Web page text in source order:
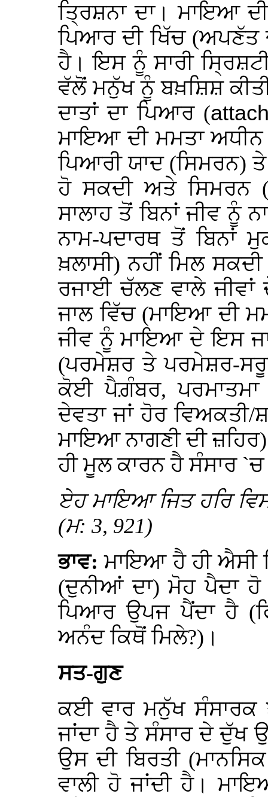
ਤ੍ਰਿਸ਼ਨਾ ਦਾ। ਮਾਇਆ
ਪਿਆਰ ਦੀ ਖਿੱਚ (ਅਪਣੱਤ
ਹੈ। ਇਸ ਨੂੰ ਸਾਰੀ
ਵੱਲੋਂ ਮਨੁੱਖ ਨੂੰ ਬਖ਼ਸ਼ਿਸ਼
ਦਾਤਾਂ ਦਾ ਪਿਆਰ (
ਮਾਇਆ ਦੀ ਮਮਤਾ ਅਧੀਨ
ਪਿਆਰੀ ਯਾਦ (ਸਿਮਰਨ) ਤੇ
ਹੋ ਸਕਦੀ ਅਤੇ ਸਿਮਰਨ
ਸਾਲਾਹ ਤੋਂ ਬਿਨਾਂ ਜੀਵ ਨੂੰ
ਨਾਮ-ਪਦਾਰਥ ਤੋਂ ਬਿਨਾਂ
ਖ਼ਲਾਸੀ) ਨਹੀਂ ਮਿਲ
ਰਜਾਈ ਚੱਲਣ ਵਾਲੇ
ਜਾਲ ਵਿੱਚ (ਮਾਇਆ ਦੀ
ਜੀਵ ਨੂੰ ਮਾਇਆ ਦੇ ਇਸ
(ਪਰਮੇਸ਼ਰ ਤੇ ਪਰਮੇਸ਼ਰ-
ਕੋਈ ਪੈਗ਼ੰਬਰ,
ਦੇਵਤਾ ਜਾਂ ਹੋਰ
ਮਾਇਆ ਨਾਗਣੀ ਦੀ
ਹੀ ਮੂਲ ਕਾਰਨ ਹੈ ਸੰਸਾਰ
ਏਹ ਮਾਇਆ ਜਿਤ ਹਰਿ
(ਮ: 3, 921)
ਭਾਵ:ਮਾਇਆ ਹੈ ਹੀ ਐਸੀ
(ਦੁਨੀਆਂ ਦਾ) ਮੋਹ ਪੈਦਾ ਹੋ
ਪਿਆਰ ਉਪਜ ਪੈਂਦਾ ਹੈ
ਅਨੰਦ ਕਿਥੋਂ ਮਿਲੇ?)।
ਸਤ-ਗੁਣ
ਕਈ ਵਾਰ ਮਨੁੱਖ ਸੰਸਾਰਕ
ਜਾਂਦਾ ਹੈ ਤੇ ਸੰਸਾਰ ਦੇ
ਉਸ ਦੀ ਬਿਰਤੀ
ਵਾਲੀ ਹੋ ਜਾਂਦੀ ਹੈ।